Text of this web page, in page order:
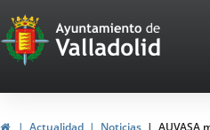
Portal
Web
del
InicioActualidad Noticias
AUVASA